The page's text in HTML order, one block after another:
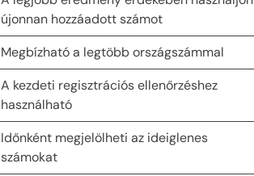
újonnan hozzáadott számot
Megbízható a legtöbb országszámmal
A kezdeti regisztrációs ellenőrzéshez
használható
Időnként megjelölheti az ideiglenes
számokat